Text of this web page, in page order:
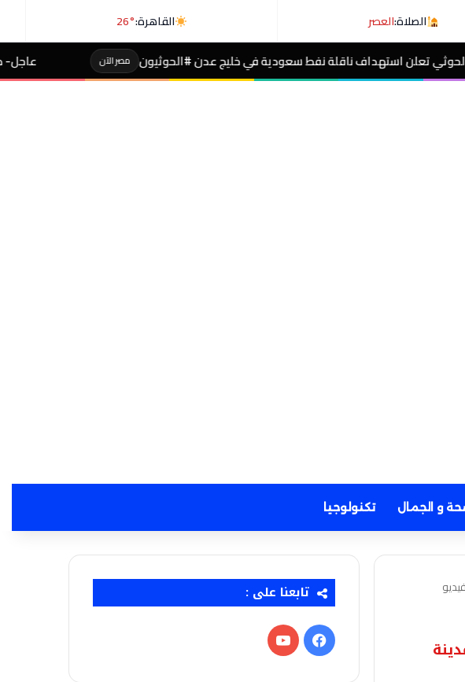
الصلاة:العصر القاهرة:26°
نفط سعودية في خليج عدن #الحوثيون مصر الآن عاجل- طالبة صاحبة مجموع 4% بالثانوية تفجر مفاجأة بعد التظلم
و الجمال تكنولوجيا
و15 سيارة بمدينة
تابعنا على :
فيسبوك‫YouTube